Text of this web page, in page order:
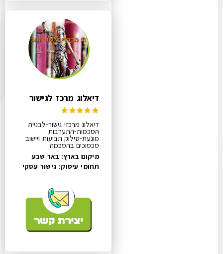
דיאלוג מרכז לגישור
דיאלוג מרכזי גישור-לבניית
הסכמות-התערבות
מונעת-סילוק תביעות ויישוב
סכסוכים בהסכמה
מיקום בארץ: באר שבע
תחומי עיסוק: גישור עסקי